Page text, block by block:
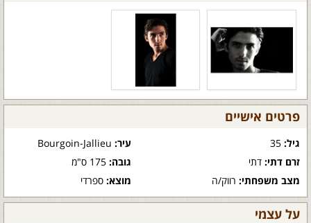
פרטים אישיים
גיל: עיר:Bourgoin-Jallieu
זרם דתי: דתי גובה:175 ס"מ
מצב משפחתי: רווק/ה מוצא:ספרדי
על עצמי